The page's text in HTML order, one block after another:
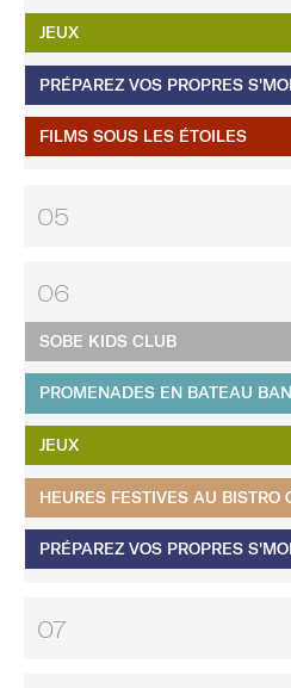
JEUX
PRÉPAREZ VOS PROPRES
FILMS SOUS LES ÉTOILES
05
06
SOBE KIDS CLUB
PROMENADES EN BATEAU
JEUX
HEURES FESTIVES AU BISTRO
PRÉPAREZ VOS PROPRES
07